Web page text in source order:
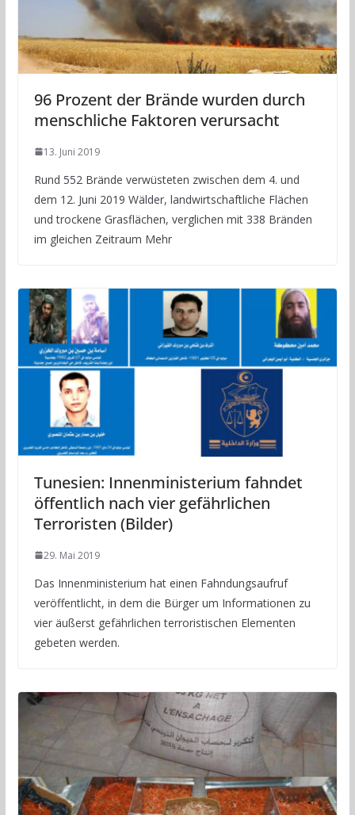
96 Prozent der Brände wurden durch
menschliche Faktoren verursacht
13. Juni 2019
Rund 552 Brände verwüsteten zwischen dem 4. und
dem 12. Juni 2019 Wälder, landwirtschaftliche Flächen
und trockene Grasflächen, verglichen mit 338 Bränden
im gleichen Zeitraum Mehr
Tunesien: Innenministerium fahndet
öffentlich nach vier gefährlichen
Terroristen (Bilder)
29. Mai 2019
Das Innenministerium hat einen Fahndungsaufruf
veröffentlicht, in dem die Bürger um Informationen zu
vier äußerst gefährlichen terroristischen Elementen
gebeten werden.